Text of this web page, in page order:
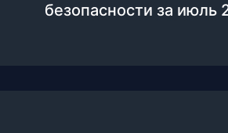
безопасности за июль